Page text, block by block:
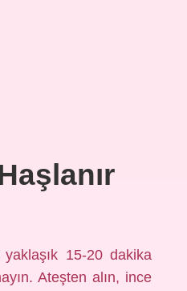
15-20 dakika
Ateşten alın, ince